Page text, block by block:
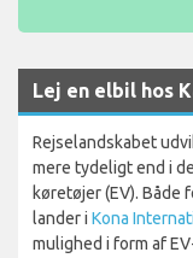
Lej en elbil hos
Rejselandskabet
mere tydeligt end i
køretøjer (EV).
lander i Kona
mulighed i form af